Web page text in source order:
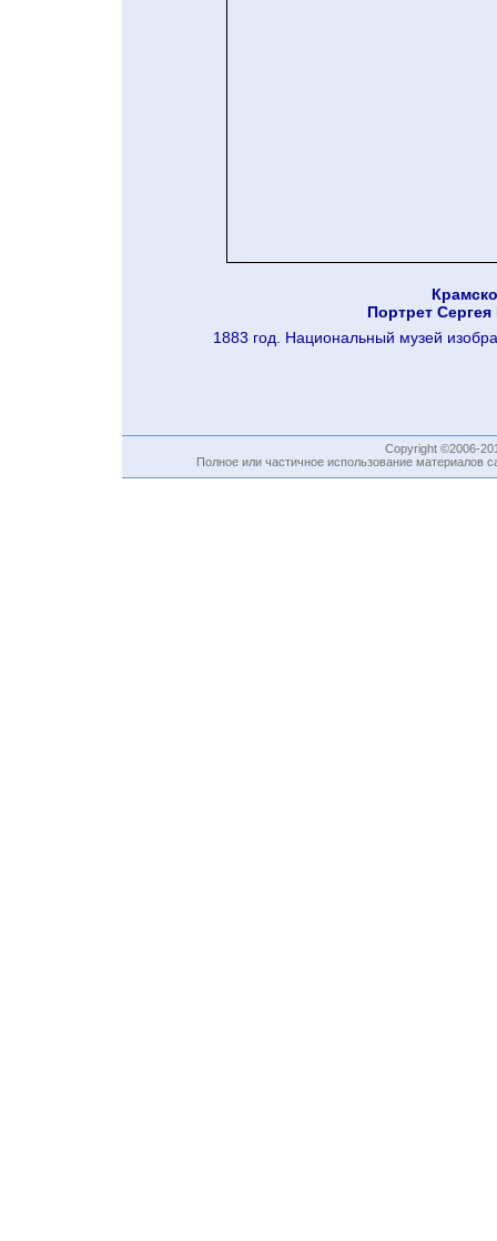
Портрет
1883 год. Национальный музей
Copyright ©2006-
Полное или частичное использование материалов